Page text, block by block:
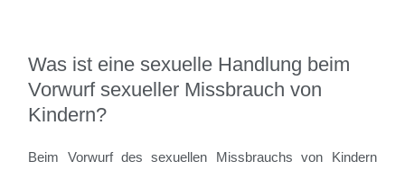
Was ist eine sexuelle Handlung beim
Vorwurf sexueller Missbrauch von
Kindern?
Beim Vorwurf des sexuellen Missbrauchs von Kindern